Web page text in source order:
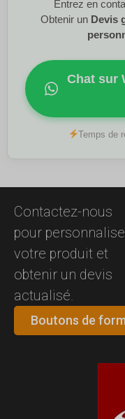
Entrez en
Obtenir un Devis
Chat sur
Temps de
Contactez-nous
pour
votre produit et
obtenir un devis
actualisé.
Boutons de